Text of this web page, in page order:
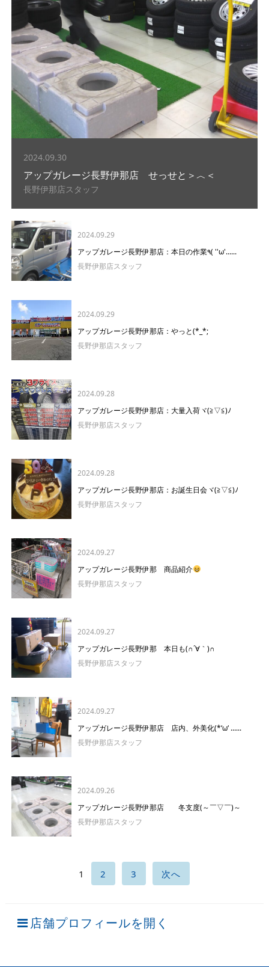
2024.09.30
アップガレージ長野伊那店 せっせと＞︿＜
長野伊那店スタッフ
2024.09.29
アップガレージ長野伊那店：本日の作業٩( ''ω'......
長野伊那店スタッフ
2024.09.29
アップガレージ長野伊那店：やっと(*_*;
長野伊那店スタッフ
2024.09.28
アップガレージ長野伊那店：大量入荷ヾ(≧▽≦)ﾉ
長野伊那店スタッフ
2024.09.28
アップガレージ長野伊那店：お誕生日会ヾ(≧▽≦)ﾉ
長野伊那店スタッフ
2024.09.27
アップガレージ長野伊那 商品紹介
長野伊那店スタッフ
2024.09.27
アップガレージ長野伊那 本日も(∩´∀｀)∩
長野伊那店スタッフ
2024.09.27
アップガレージ長野伊那店 店内、外美化(*‘ω‘ ......
長野伊那店スタッフ
2024.09.26
アップガレージ長野伊那店 冬支度(～￣▽￣)～
長野伊那店スタッフ
1 2 3 次へ
店舗プロフィールを開く